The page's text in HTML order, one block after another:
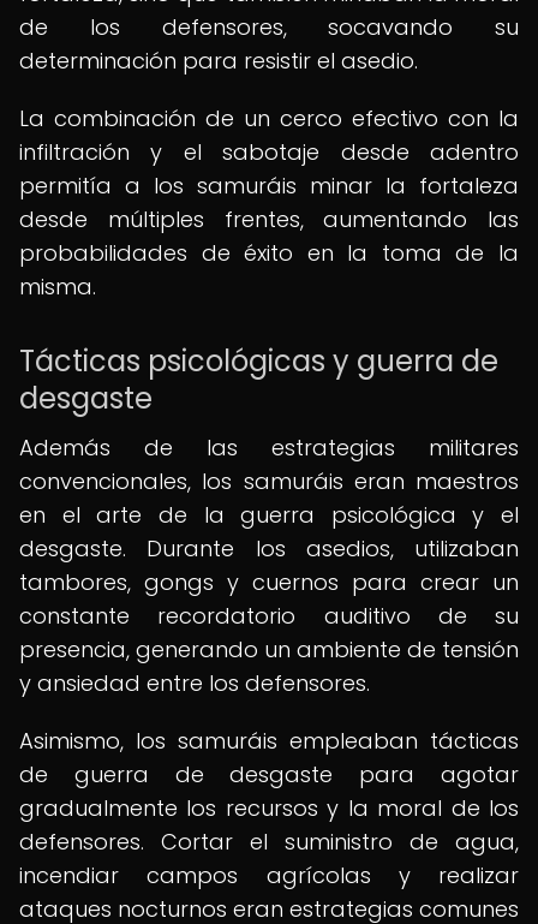
de los defensores, socavando su
determinación para resistir el asedio.
La combinación de un cerco efectivo con la
infiltración y el sabotaje desde adentro
permitía a los samuráis minar la fortaleza
desde múltiples frentes, aumentando las
probabilidades de éxito en la toma de la
misma.
Tácticas psicológicas y guerra de
desgaste
Además de las estrategias militares
convencionales, los samuráis eran maestros
en el arte de la guerra psicológica y el
desgaste. Durante los asedios, utilizaban
tambores, gongs y cuernos para crear un
constante recordatorio auditivo de su
presencia, generando un ambiente de tensión
y ansiedad entre los defensores.
Asimismo, los samuráis empleaban tácticas
de guerra de desgaste para agotar
gradualmente los recursos y la moral de los
defensores. Cortar el suministro de agua,
incendiar campos agrícolas y realizar
ataques nocturnos eran estrategias comunes